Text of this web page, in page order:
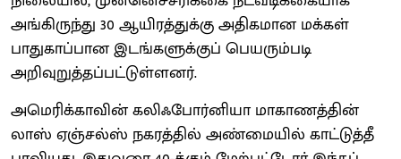
அங்கிருந்து 30 ஆயிரத்துக்கு அதிகமான மக்கள்
பாதுகாப்பான இடங்களுக்குப் பெயரும்படி
அறிவுறுத்தப்பட்டுள்ளனர்.
அமெரிக்காவின் கலிஃபோர்னியா மாகாணத்தின்
லாஸ் ஏஞ்சல்ஸ் நகரத்தில் அண்மையில் காட்டுத்தீ